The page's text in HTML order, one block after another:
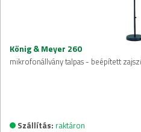
König & Meyer 260
mikrofonállvány talpas - beépített
Szállítás: raktáron